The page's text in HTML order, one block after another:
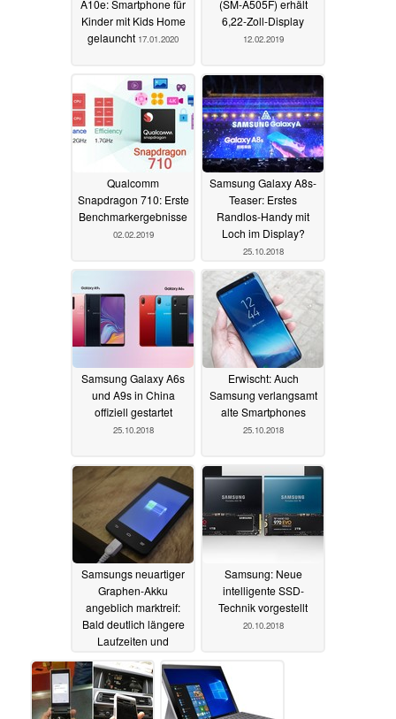
A10e: Smartphone für
Kinder mit Kids Home
gelauncht 17.01.2020
(SM-A505F) erhält
6,22-Zoll-Display
12.02.2019
Qualcomm
Snapdragon 710: Erste
Benchmarkergebnisse
02.02.2019
Samsung Galaxy A8s-
Teaser: Erstes
Randlos-Handy mit
Loch im Display?
25.10.2018
Samsung Galaxy A6s
und A9s in China
offiziell gestartet
25.10.2018
Erwischt: Auch
Samsung verlangsamt
alte Smartphones
25.10.2018
Samsungs neuartiger
Graphen-Akku
angeblich marktreif:
Bald deutlich längere
Laufzeiten und
vollständige Ladung in
12 Minuten?23.10.2018
Samsung: Neue
intelligente SSD-
Technik vorgestellt
20.10.2018